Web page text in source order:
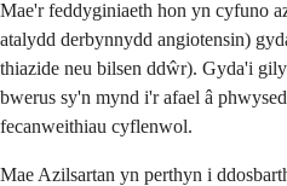
Mae'r feddyginiaeth hon yn cyfuno
atalydd derbynnydd angiotensin)
thiazide neu bilsen ddŵr). Gyda'i
bwerus sy'n mynd i'r afael â
fecanweithiau cyflenwol.
Mae Azilsartan yn perthyn i